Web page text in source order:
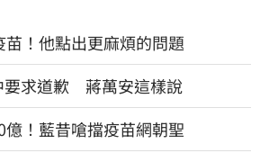
！他點出更麻煩的問題
要求道歉 蔣萬安這樣說
！藍昔嗆擋疫苗網朝聖